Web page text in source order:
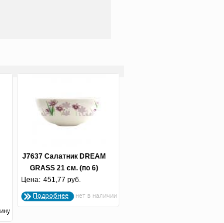
J7637 Салатник DREAM
GRASS 21 см. (по 6)
Цена: 451,77 руб.
Подробнее